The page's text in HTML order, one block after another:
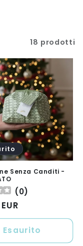
18 prodotti
Senza Canditi -
(0)
Esaurito